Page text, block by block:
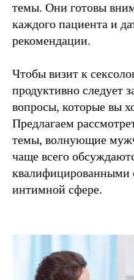
темы. Они готовы
каждого пациента и
рекомендации.
Чтобы визит к
продуктивно следует
вопросы, которые вы
Предлагаем
темы, волнующие
чаще всего
квалифицированными
интимной сфере.